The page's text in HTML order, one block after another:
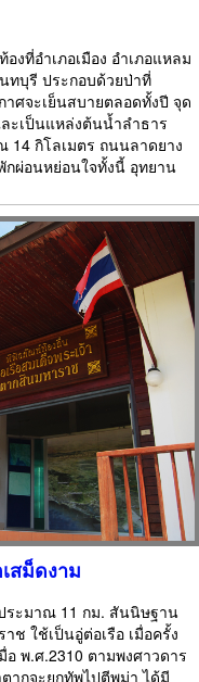
ที่อำเภอเมือง อำเภอแหลม
ทบุรี ประกอบด้วยป่าที่
ศจะเย็นสบายตลอดทั้งปี จุด
ะเป็นแหล่งต้นน้ำลำธาร
14 กิโลเมตร ถนนลาดยาง
กผ่อนหย่อนใจทั้งนี้ อุทยาน
สม็ดงาม
ประมาณ 11 กม. สันนิษฐาน
ช ใช้เป็นอู่ต่อเรือ เมื่อครั้ง
อ พ.ศ.2310 ตามพงศาวดาร
ากจะยกทัพไปตีพม่า ได้มี